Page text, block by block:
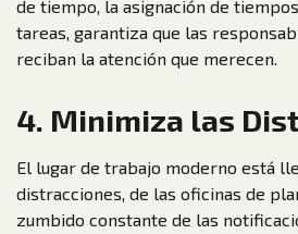
de tiempo, la asignación de
tareas, garantiza que las
reciban la atención que merecen.
4. Minimiza las
El lugar de trabajo moderno está
distracciones, de las oficinas de
zumbido constante de las